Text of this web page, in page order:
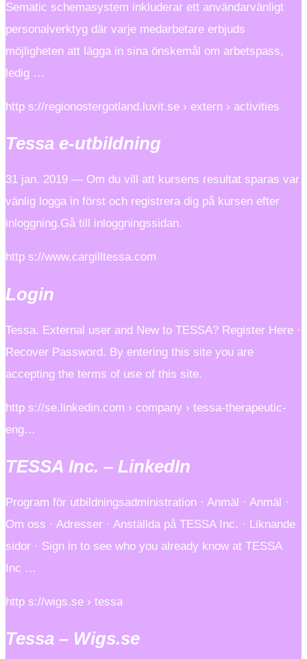
Sematic schemasystem inkluderar ett användarvänligt
personalverktyg där varje medarbetare erbjuds
möjligheten att lägga in sina önskemål om arbetspass,
ledig …
http s://regionostergotland.luvit.se › extern › activities
Tessa e-utbildning
31 jan. 2019 — Om du vill att kursens resultat sparas var
vänlig logga in först och registrera dig på kursen efter
inloggning.Gå till inloggningssidan.
http s://www.cargilltessa.com
Login
Tessa. External user and New to TESSA? Register Here ·
Recover Password. By entering this site you are
accepting the terms of use of this site.
http s://se.linkedin.com › company › tessa-therapeutic-
eng…
TESSA Inc. – LinkedIn
Program för utbildningsadministration · Anmäl · Anmäl ·
Om oss · Adresser · Anställda på TESSA Inc. · Liknande
sidor · Sign in to see who you already know at TESSA
Inc …
http s://wigs.se › tessa
Tessa – Wigs.se